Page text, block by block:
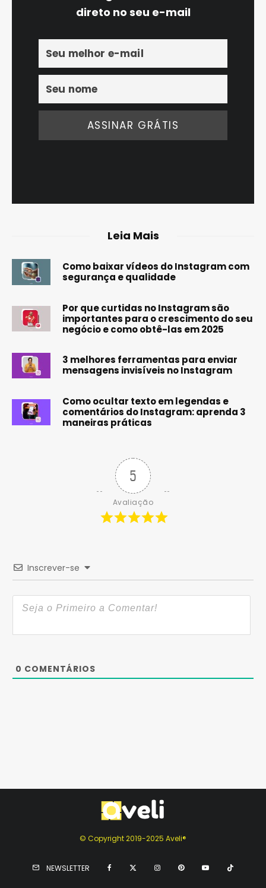
direto no seu e-mail
Leia Mais
Como baixar vídeos do Instagram com
segurança e qualidade
Por que curtidas no Instagram são
importantes para o crescimento do seu
negócio e como obtê-las em 2025
3 melhores ferramentas para enviar
mensagens invisíveis no Instagram
Como ocultar texto em legendas e
comentários do Instagram: aprenda 3
maneiras práticas
5
Avaliação
Inscrever-se
0 COMENTÁRIOS
© Copyright 2019-2025 Aveli®
NEWSLETTER